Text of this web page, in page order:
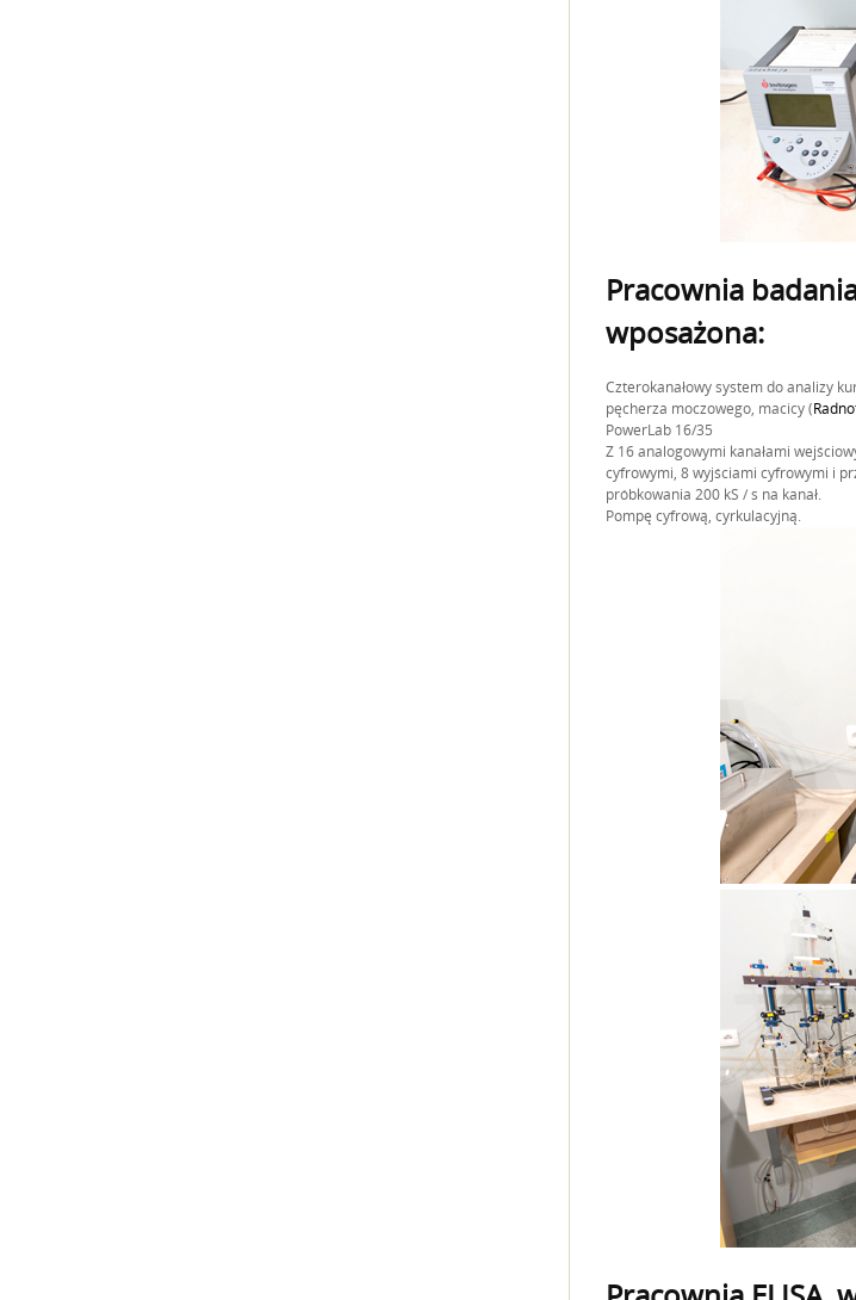
Pracownia
wposażona:
Czterokanałowy system do analizy
pęcherza moczowego, macicy (
PowerLab 16/35
Z 16 analogowymi kanałami
cyfrowymi, 8 wyjściami cyfrowymi i
próbkowania 200 kS / s na kanał.
Pompę cyfrową, cyrkulacyjną.